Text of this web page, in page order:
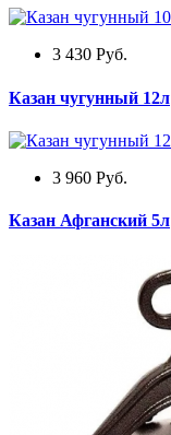
3 430 Руб.
Казан чугунный 12л
3 960 Руб.
Казан Афганский 5л